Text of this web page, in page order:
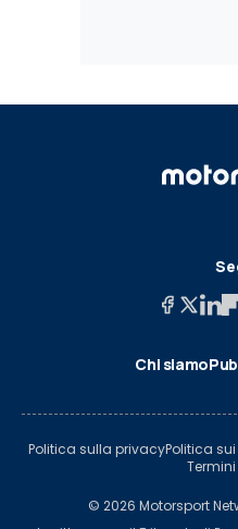
Chi siamo
Politica sulla privacyPolitica
© 2026 Motorsport